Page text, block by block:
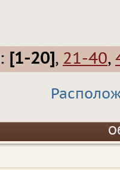
: [1-20], 21-40,